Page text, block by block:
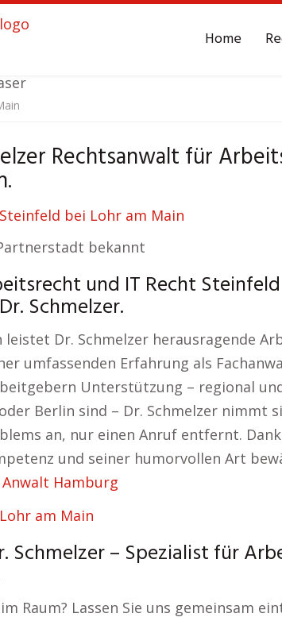
Home
Rechtsanwalt für
bekannt
und IT Recht
Schmelzer.
leistet Dr. Schmelzer herausragende
umfassenden Erfahrung als
Unterstützung – regional
Berlin sind – Dr. Schmelzer nimmt
an, nur einen Anruf entfernt.
und seiner humorvollen Art
Anwalt Hamburg
Schmelzer – Spezialist für
Raum? Lassen Sie uns gemeinsam